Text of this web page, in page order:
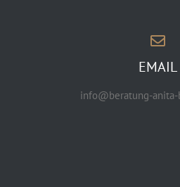
EMAIL
info@beratung-anita-